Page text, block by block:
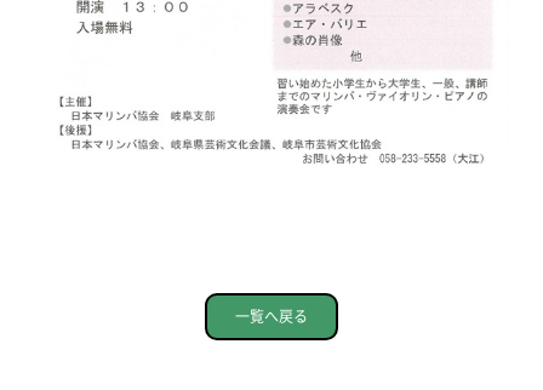
一覧へ戻る